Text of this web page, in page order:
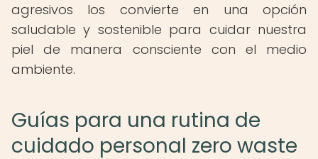
agresivos los convierte en una opción
saludable y sostenible para cuidar nuestra
piel de manera consciente con el medio
ambiente.
Guías para una rutina de
cuidado personal zero waste